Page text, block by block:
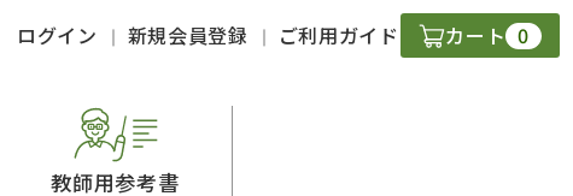
ログイン 新規会員登録 ご利用ガイド カート 0
教師用参考書